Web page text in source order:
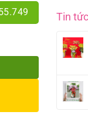
Tin